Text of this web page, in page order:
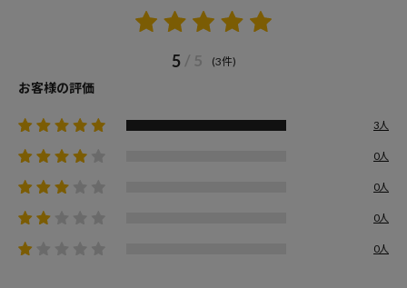
5 / 5 (3件)
お客様の評価
3人
0人
0人
0人
0人